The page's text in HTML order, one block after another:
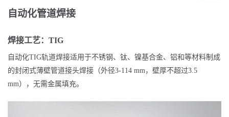
自动化管道焊接
焊接工艺：TIG
自动化TIG轨道焊接适用于不锈钢、钛、镍基合金、铝和等材料制成
的封闭式薄壁管道接头焊接（外径3-114 mm，壁厚不超过3.5
mm），无需金属填充。